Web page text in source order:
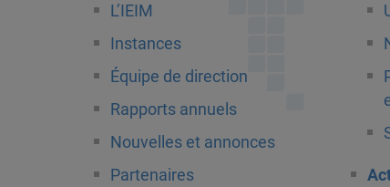
L’IEIM
Instances
Équipe de direction
Rapports annuels
Nouvelles et annonces
Partenaires